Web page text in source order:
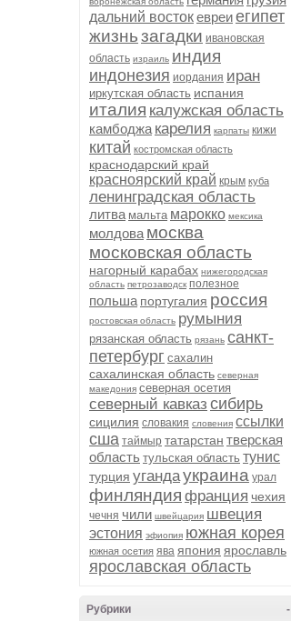
дальний востокевреиегипет
жизньзагадки ивановская
область израиль индия
индонезия иордания иран
иркутская область испания
италия калужская область
камбоджа карелия карпаты кижи
китай костромская область
краснодарский край
красноярский край крым куба
ленинградская область
литва мальта марокко мексика
молдова москва
московская область
нагорный карабах нижегородская
область петрозаводск полезное
польша португалия россия
ростовская область румыния
рязанская область рязань санкт-
петербург сахалин
сахалинская область северная
македония северная осетия
северный кавказ сибирь
сицилия словакия словения ссылки
сша таймыр татарстан тверская
область тульская область тунис
турция угандаукраина урал
финляндия франция чехия
чечня чили швейцария швеция
эстония эфиопия южная корея
южная осетия ява япония ярославль
ярославская область
-
Рубрики